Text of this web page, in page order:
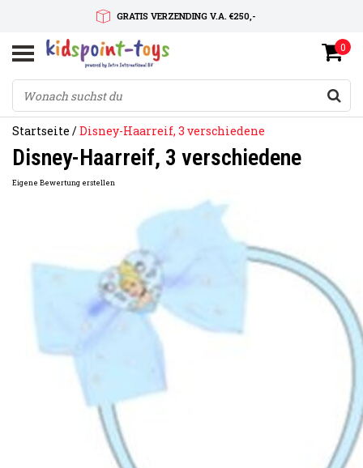
GRATIS VERZENDING V.A. €250,-
SNELLE LEVERTIJD
SERVICE OP MAAT
0
Startseite /Disney-Haarreif, 3 verschiedene
Disney-Haarreif, 3 verschiedene
Eigene Bewertung erstellen